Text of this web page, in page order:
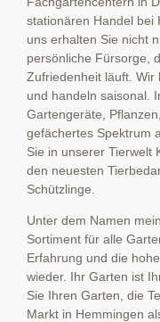
stationären Handel bei
uns erhalten Sie nicht
persönliche Fürsorge,
Zufriedenheit läuft. Wir
und handeln saisonal.
Gartengeräte,
gefächertes Spektrum
Sie in unserer Tierwelt
den neuesten
Schützlinge.
Unter dem Namen
Sortiment für alle
Erfahrung und die
wieder. Ihr Garten ist
Sie Ihren Garten, die
Markt in Hemmingen